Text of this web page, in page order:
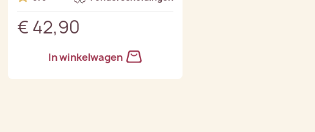
€ 42,90
In winkelwagen